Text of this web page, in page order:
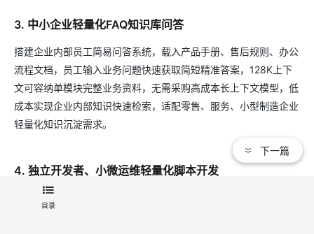
3. 中小企业轻量化FAQ知识库问答
搭建企业内部员工简易问答系统，载入产品手册、售后规则、办公
流程文档，员工输入业务问题快速获取简短精准答案，128K上下
文可容纳单模块完整业务资料，无需采购高成本长上下文模型，低
成本实现企业内部知识快速检索，适配零售、服务、小型制造企业
轻量化知识沉淀需求。
4. 独立开发者、小微运维轻量化脚本开发
快速生成数据处理Python脚本、数据库简易SQL、运维监控小工
目录
下一篇